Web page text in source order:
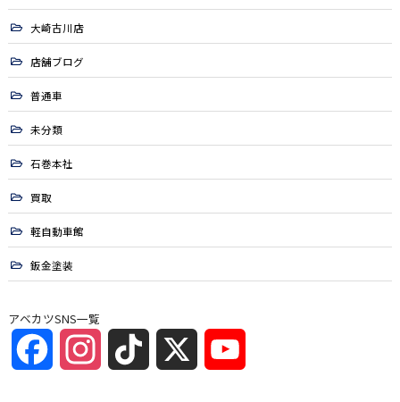
大崎古川店
店舗ブログ
普通車
未分類
石巻本社
買取
軽自動車館
鈑金塗装
アベカツSNS一覧
FacebookInstagramTikTok